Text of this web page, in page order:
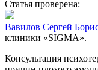
Статья проверена:
Вавилов Сергей
клиники «SIGMA».
Консультация